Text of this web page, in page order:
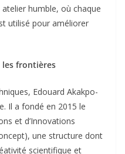
humble, où chaque
utilisé pour améliorer
les frontières
Edouard Akakpo-
Il a fondé en 2015 le
et d’Innovations
une structure dont
scientifique et